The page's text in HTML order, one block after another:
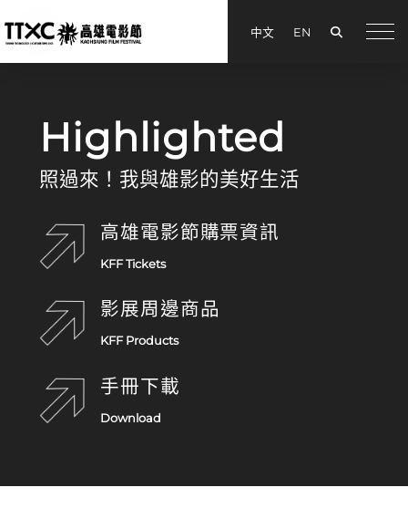
中文 EN Search
手機
Highlighted
照過來！我與雄影的美好生活
高雄電影節購票資訊
KFF Tickets
影展周邊商品
KFF Products
手冊下載
Download